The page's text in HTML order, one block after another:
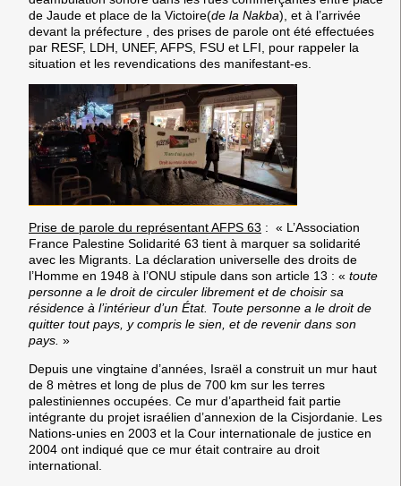
de Jaude et place de la Victoire(de la Nakba), et à l’arrivée
devant la préfecture , des prises de parole ont été effectuées
par RESF, LDH, UNEF, AFPS, FSU et LFI, pour rappeler la
situation et les revendications des manifestant-es.
Prise de parole du représentant AFPS 63 : « L’Association
France Palestine Solidarité 63 tient à marquer sa solidarité
avec les Migrants. La déclaration universelle des droits de
l’Homme en 1948 à l’ONU stipule dans son article 13 : « toute
personne a le droit de circuler librement et de choisir sa
résidence à l’intérieur d’un État. Toute personne a le droit de
quitter tout pays, y compris le sien, et de revenir dans son
pays. »
Depuis une vingtaine d’années, Israël a construit un mur haut
de 8 mètres et long de plus de 700 km sur les terres
palestiniennes occupées. Ce mur d’apartheid fait partie
intégrante du projet israélien d’annexion de la Cisjordanie. Les
Nations-unies en 2003 et la Cour internationale de justice en
2004 ont indiqué que ce mur était contraire au droit
international.